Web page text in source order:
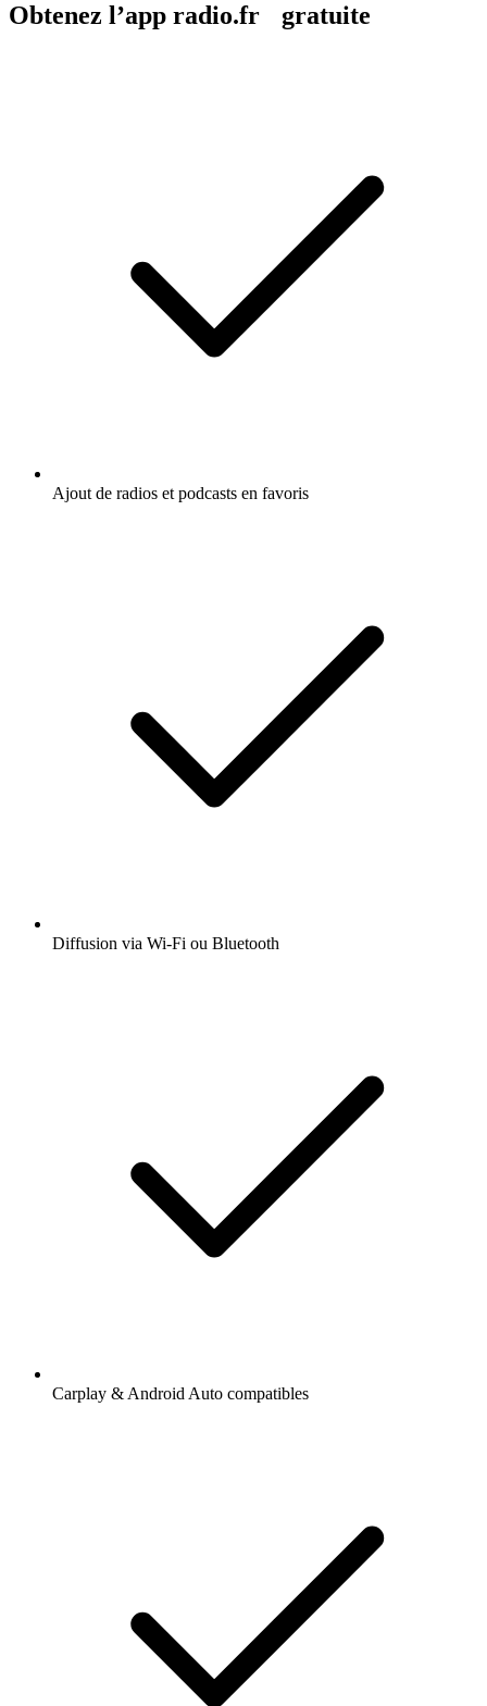
Obtenez l’app radio.fr gratuite
Ajout de radios et podcasts en favoris
Diffusion via Wi-Fi ou Bluetooth
Carplay & Android Auto compatibles